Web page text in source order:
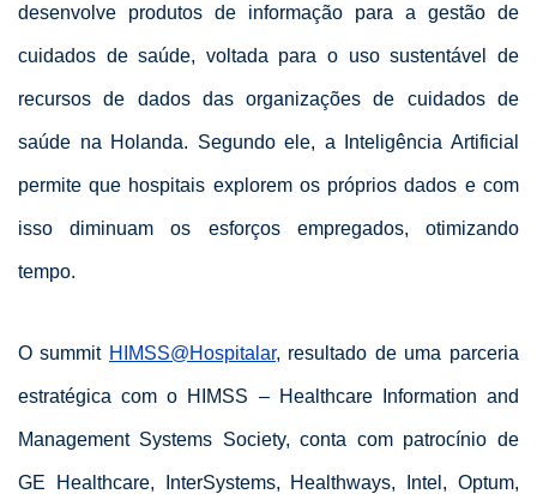
desenvolve produtos de informação para a gestão de
cuidados de saúde, voltada para o uso sustentável de
recursos de dados das organizações de cuidados de
saúde na Holanda. Segundo ele, a Inteligência Artificial
permite que hospitais explorem os próprios dados e com
isso diminuam os esforços empregados, otimizando
tempo.
O summit HIMSS@Hospitalar, resultado de uma parceria
estratégica com o HIMSS – Healthcare Information and
Management Systems Society, conta com patrocínio de
GE Healthcare, InterSystems, Healthways, Intel, Optum,